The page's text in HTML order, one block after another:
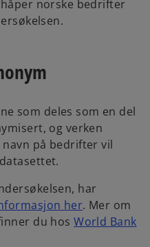
norske bedrifter
som deles som en del
og verken
på bedrifter vil
har
hero
p
. Mer om
du hosWorld Bank